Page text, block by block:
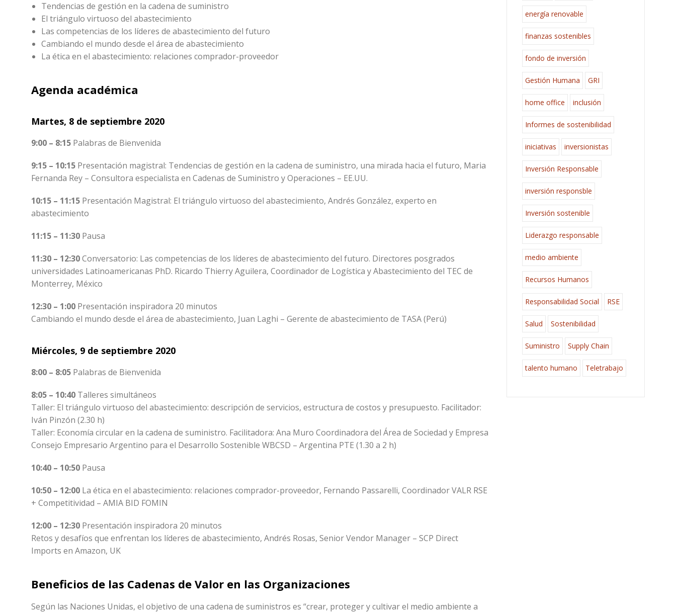
Tendencias de gestión en la cadena de suministro
El triángulo virtuoso del abastecimiento
Las competencias de los líderes de abastecimiento del futuro
Cambiando el mundo desde el área de abastecimiento
La ética en el abastecimiento: relaciones comprador-proveedor
Agenda académica
Martes, 8 de septiembre 2020
9:00 – 8:15 Palabras de Bienvenida
9:15 – 10:15 Presentación magistral: Tendencias de gestión en la cadena de suministro, una mirada hacia el futuro, Maria
Fernanda Rey – Consultora especialista en Cadenas de Suministro y Operaciones – EE.UU.
10:15 – 11:15 Presentación Magistral: El triángulo virtuoso del abastecimiento, Andrés González, experto en
abastecimiento
11:15 – 11:30 Pausa
11:30 – 12:30Conversatorio: Las competencias de los líderes de abastecimiento del futuro. Directores posgrados
universidades Latinoamericanas PhD. Ricardo Thierry Aguilera, Coordinador de Logística y Abastecimiento del TEC de
Monterrey, México
12:30 – 1:00 Presentación inspiradora 20 minutos
Cambiando el mundo desde el área de abastecimiento, Juan Laghi – Gerente de abastecimiento de TASA (Perú)
Miércoles, 9 de septiembre 2020
8:00 – 8:05 Palabras de Bienvenida
8:05 – 10:40 Talleres simultáneos
Taller: El triángulo virtuoso del abastecimiento: descripción de servicios, estructura de costos y presupuesto. Facilitador:
Iván Pinzón (2.30 h)
Taller: Economía circular en la cadena de suministro. Facilitadora: Ana Muro Coordinadora del Área de Sociedad y Empresa
Consejo Empresario Argentino para el Desarrollo Sostenible WBCSD – Argentina PTE (1.30 a 2 h)
10:40 – 10:50 Pausa
10:50 – 12:00 La ética en el abastecimiento: relaciones comprador-proveedor, Fernando Passarelli, Coordinador VALR RSE
+ Competitividad – AMIA BID FOMIN
12:00 – 12:30 Presentación inspiradora 20 minutos
Retos y desafíos que enfrentan los líderes de abastecimiento, Andrés Rosas, Senior Vendor Manager – SCP Direct
Imports en Amazon, UK
Beneficios de las Cadenas de Valor en las Organizaciones
Según las Naciones Unidas, el objetivo de una cadena de suministros es “crear, proteger y cultivar el medio ambiente a
energía renovable
finanzas sostenibles
fondo de inversión
Gestión Humana GRI
home office inclusión
Informes de sostenibilidad
iniciativas inversionistas
Inversión Responsable
inversión responsble
Inversión sostenible
Liderazgo responsable
medio ambiente
Recursos Humanos
Responsabilidad Social RSE
Salud Sostenibilidad
Suministro Supply Chain
talento humano Teletrabajo